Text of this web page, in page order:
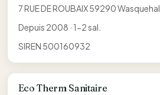
7 RUE DE ROUBAIX 59290 Wasquehal
Depuis 2008 · 1-2 sal.
SIREN 500160932
Eco Therm Sanitaire